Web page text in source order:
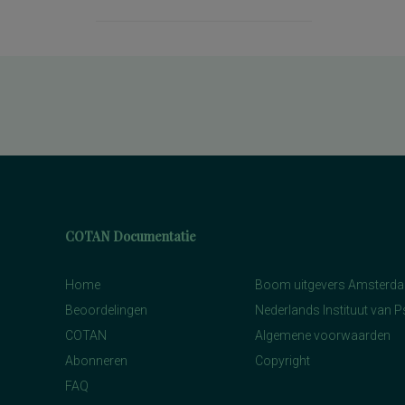
COTAN Documentatie
Home
Beoordelingen
COTAN
Abonneren
FAQ
Boom uitgevers
Nederlands Instituut van
Algemene voorwaarden
Copyright